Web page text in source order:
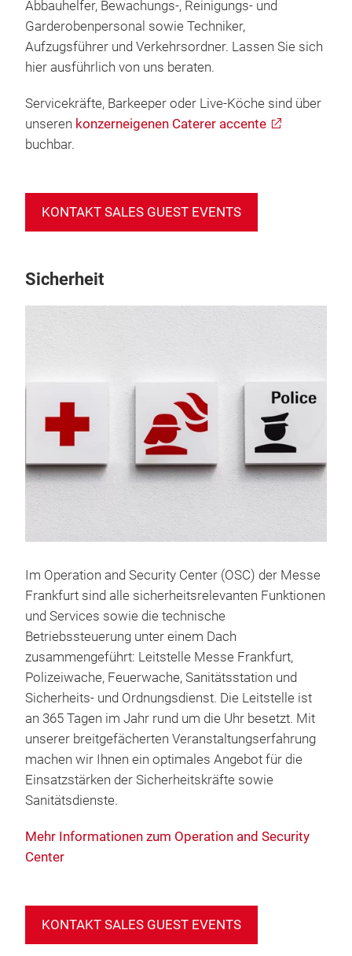
Abbauhelfer, Bewachungs-, Reinigungs- und
Garderobenpersonal sowie Techniker,
Aufzugsführer und Verkehrsordner. Lassen Sie sich
hier ausführlich von uns beraten.
Servicekräfte, Barkeeper oder Live-Köche sind über
unseren konzerneigenen Caterer accente
buchbar.
KONTAKT SALES GUEST EVENTS
Sicherheit
Im Operation and Security Center (OSC) der Messe
Frankfurt sind alle sicherheitsrelevanten Funktionen
und Services sowie die technische
Betriebssteuerung unter einem Dach
zusammengeführt: Leitstelle Messe Frankfurt,
Polizeiwache, Feuerwache, Sanitätsstation und
Sicherheits- und Ordnungsdienst. Die Leitstelle ist
an 365 Tagen im Jahr rund um die Uhr besetzt. Mit
unserer breitgefächerten Veranstaltungserfahrung
machen wir Ihnen ein optimales Angebot für die
Einsatzstärken der Sicherheitskräfte sowie
Sanitätsdienste.
Mehr Informationen zum Operation and Security
Center
KONTAKT SALES GUEST EVENTS